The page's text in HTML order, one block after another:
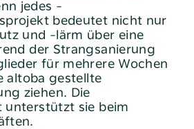
­jedes
bedeutet nicht nur
und -lärm über eine
der Strangsanierung
für ­mehrere Wochen
altoba gestellte
ziehen. Die
unterstützt sie beim